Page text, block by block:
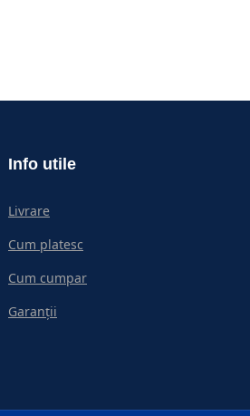
Info utile
Livrare
Cum platesc
Cum cumpar
Garanții